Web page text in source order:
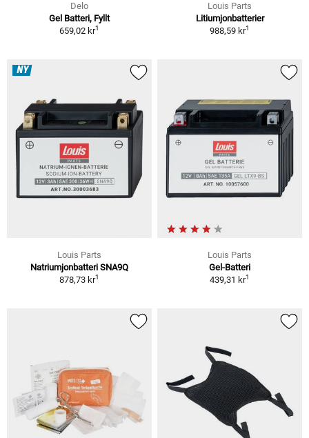
Delo
Gel Batteri, Fyllt
659,02 kr1
Louis Parts
Litiumjonbatterier
988,59 kr1
NY
Louis Parts
Natriumjonbatteri SNA9Q
878,73 kr1
Louis Parts
Gel-Batteri
439,31 kr1